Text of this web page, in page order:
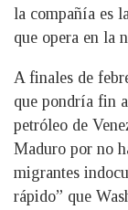
la compañía es
que opera en la
A finales de
que pondría fin
petróleo de
Maduro por no
migrantes
rápido” que